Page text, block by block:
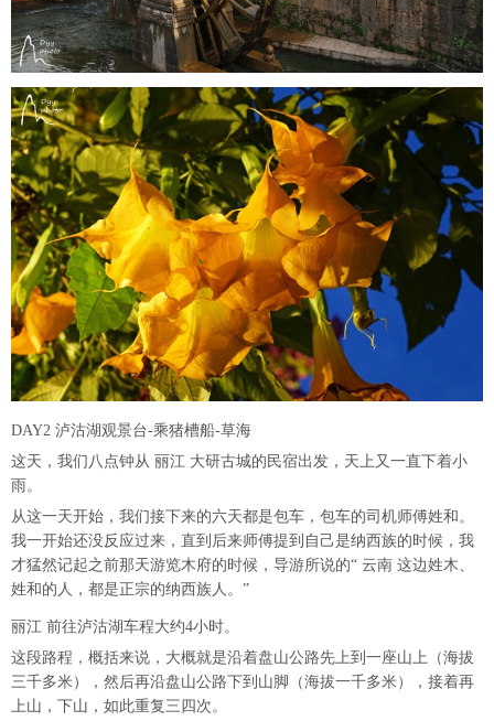
DAY2 泸沽湖观景台-乘猪槽船-草海
这天，我们八点钟从 丽江 大研古城的民宿出发，天上又一直下着小
雨。
从这一天开始，我们接下来的六天都是包车，包车的司机师傅姓和。
我一开始还没反应过来，直到后来师傅提到自己是纳西族的时候，我
才猛然记起之前那天游览木府的时候，导游所说的“ 云南 这边姓木、
姓和的人，都是正宗的纳西族人。”
丽江 前往泸沽湖车程大约4小时。
这段路程，概括来说，大概就是沿着盘山公路先上到一座山上（海拔
三千多米），然后再沿盘山公路下到山脚（海拔一千多米），接着再
上山，下山，如此重复三四次。